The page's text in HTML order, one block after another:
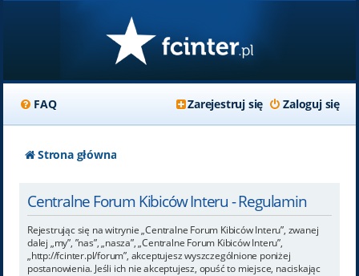
FAQ Zaloguj się
Zarejestruj się
Strona główna
Centralne Forum Kibiców Interu - Regulamin
Rejestrując się na witrynie „Centralne Forum Kibiców Interu”, zwanej
dalej „my”, ”nas”, „nasza”, „Centralne Forum Kibiców Interu”,
„http://fcinter.pl/forum”, akceptujesz wyszczególnione poniżej
postanowienia. Jeśli ich nie akceptujesz, opuść to miejsce, naciskając